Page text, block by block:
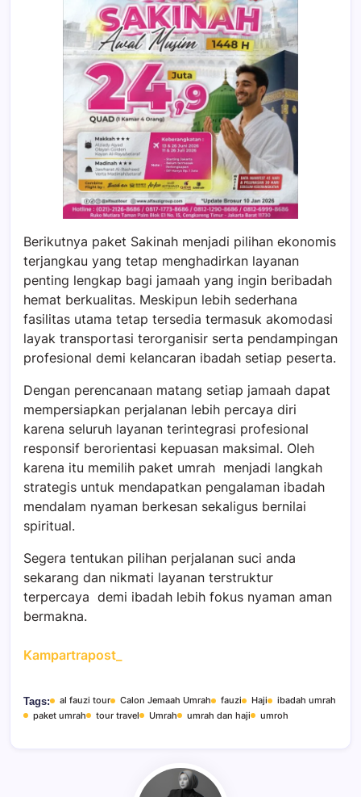
Berikutnya paket Sakinah menjadi pilihan ekonomis
terjangkau yang tetap menghadirkan layanan
penting lengkap bagi jamaah yang ingin beribadah
hemat berkualitas. Meskipun lebih sederhana
fasilitas utama tetap tersedia termasuk akomodasi
layak transportasi terorganisir serta pendampingan
profesional demi kelancaran ibadah setiap peserta.
Dengan perencanaan matang setiap jamaah dapat
mempersiapkan perjalanan lebih percaya diri
karena seluruh layanan terintegrasi profesional
responsif berorientasi kepuasan maksimal. Oleh
karena itu memilih paket umrah menjadi langkah
strategis untuk mendapatkan pengalaman ibadah
mendalam nyaman berkesan sekaligus bernilai
spiritual.
Segera tentukan pilihan perjalanan suci anda
sekarang dan nikmati layanan terstruktur
terpercaya demi ibadah lebih fokus nyaman aman
bermakna.
Kampartrapost_
Tags: al fauzi tour Calon Jemaah Umrah fauzi Haji
ibadah umrah
paket umrah
tour travel Umrah umrah dan haji umroh